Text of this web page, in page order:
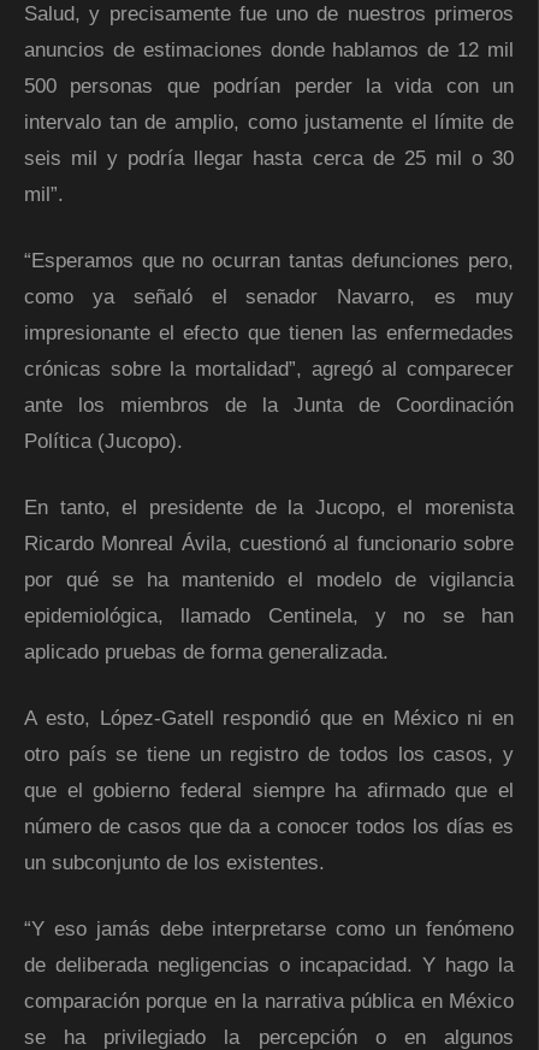
Salud, y precisamente fue uno de nuestros primeros
anuncios de estimaciones donde hablamos de 12 mil
500 personas que podrían perder la vida con un
intervalo tan de amplio, como justamente el límite de
seis mil y podría llegar hasta cerca de 25 mil o 30
mil”.
“Esperamos que no ocurran tantas defunciones pero,
como ya señaló el senador Navarro, es muy
impresionante el efecto que tienen las enfermedades
crónicas sobre la mortalidad”, agregó al comparecer
ante los miembros de la Junta de Coordinación
Política (Jucopo).
En tanto, el presidente de la Jucopo, el morenista
Ricardo Monreal Ávila, cuestionó al funcionario sobre
por qué se ha mantenido el modelo de vigilancia
epidemiológica, llamado Centinela, y no se han
aplicado pruebas de forma generalizada.
A esto, López-Gatell respondió que en México ni en
otro país se tiene un registro de todos los casos, y
que el gobierno federal siempre ha afirmado que el
número de casos que da a conocer todos los días es
un subconjunto de los existentes.
“Y eso jamás debe interpretarse como un fenómeno
de deliberada negligencias o incapacidad. Y hago la
comparación porque en la narrativa pública en México
se ha privilegiado la percepción o en algunos